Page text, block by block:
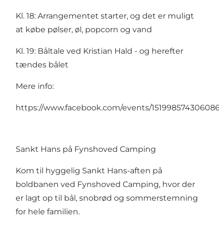
Kl. 18: Arrangementet starter, og det er muligt
at købe pølser, øl, popcorn og vand
Kl. 19: Båltale ved Kristian Hald - og herefter
tændes bålet
Mere info:
https://www.facebook.com/events/
Sankt Hans på Fynshoved Camping
Kom til hyggelig Sankt Hans-aften på
boldbanen ved Fynshoved Camping, hvor der
er lagt op til bål, snobrød og sommerstemning
for hele familien.